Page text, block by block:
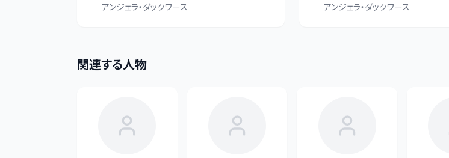
— アンジェラ・ダックワース —アンジェラ・ダックワース
関連する人物